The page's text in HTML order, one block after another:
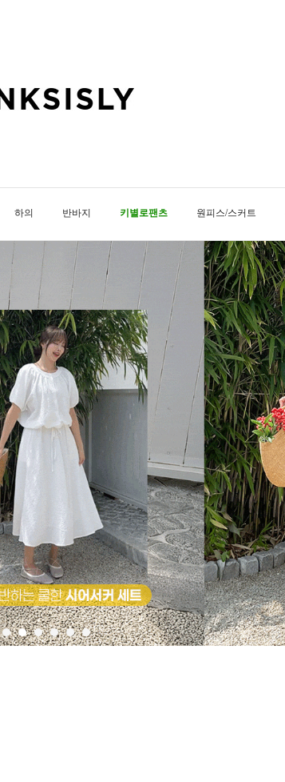
하의 반바지 키별로팬츠 원피스/스커트